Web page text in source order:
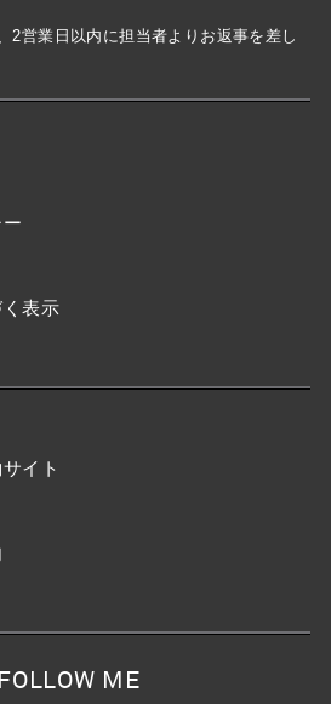
2営業日以内に担当者よりお返事を差し
表示
イト
FOLLOW ME